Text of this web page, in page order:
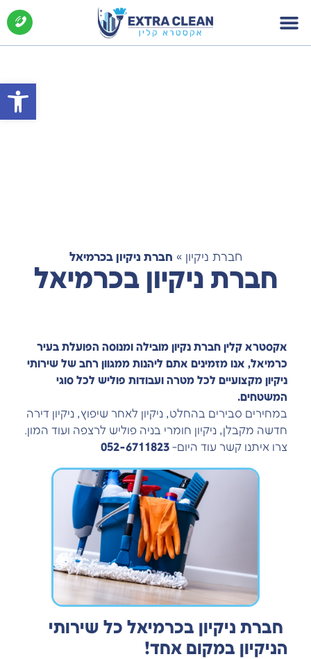
פתח
חברת ניקיון » חברת ניקיון בכרמיאל
חברת ניקיון בכרמיאל
אקסטרא קלין חברת נקיון מובילה ומנוסה הפועלת בעיר
כרמיאל, אנו מזמינים אתם ליהנות ממגוון רחב של שירותי
ניקיון מקצועיים לכל מטרה ועבודות פוליש לכל סוגי
המשטחים.
במחירים סבירים בהחלט, ניקיון לאחר שיפוץ, ניקיון דירה
חדשה מקבלן, ניקיון חומרי בניה פוליש לרצפה ועוד המון.
צרו איתנו קשר עוד היום- 052-6711823
חברת ניקיון בכרמיאל כל שירותי
הניקיון במקום אחד!